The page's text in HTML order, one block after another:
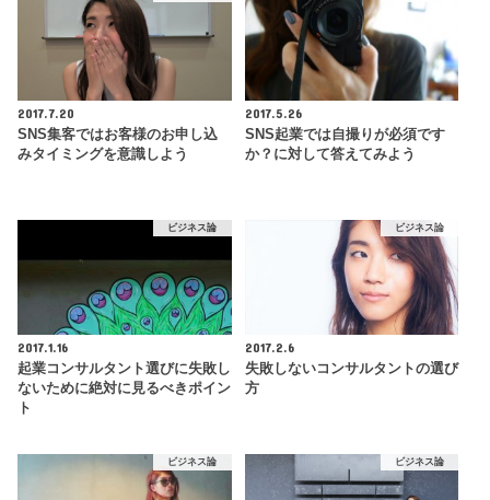
2017.7.20
SNS集客ではお客様のお申し込
みタイミングを意識しよう
2017.5.26
SNS起業では自撮りが必須です
か？に対して答えてみよう
ビジネス論
2017.1.16
起業コンサルタント選びに失敗し
ないために絶対に見るべきポイン
ト
ビジネス論
2017.2.6
失敗しないコンサルタントの選び
方
ビジネス論 ビジネス論